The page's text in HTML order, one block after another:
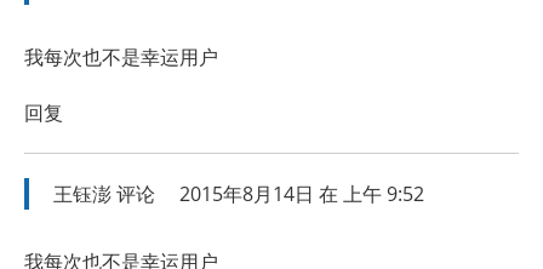
我每次也不是幸运用户
回复
王钰澎评论 2015年8月14日 在 上午 9:52
我每次也不是幸运用户